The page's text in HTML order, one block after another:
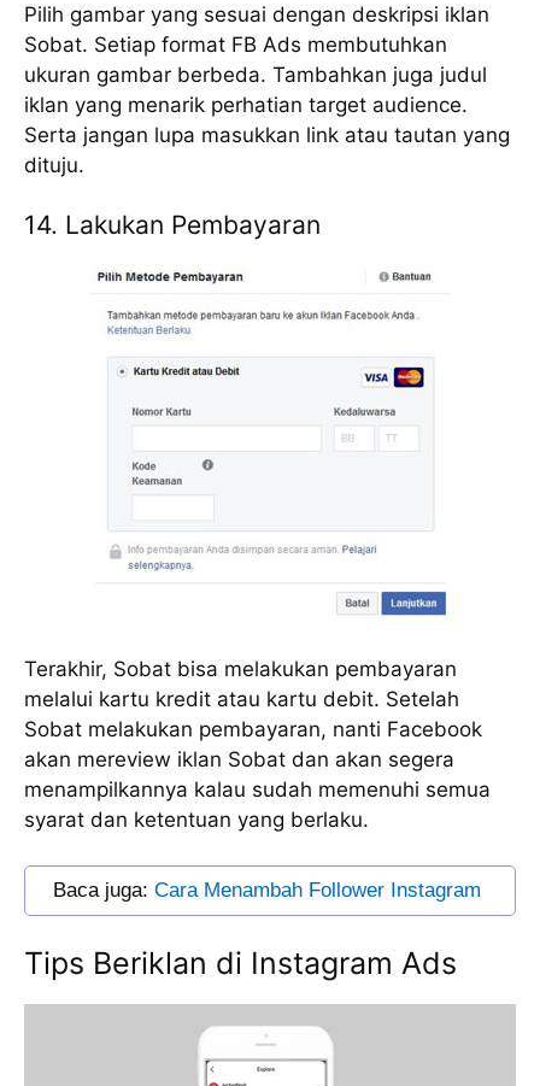
Pilih gambar yang sesuai dengan deskripsi iklan
Sobat. Setiap format FB Ads membutuhkan
ukuran gambar berbeda. Tambahkan juga judul
iklan yang menarik perhatian target audience.
Serta jangan lupa masukkan link atau tautan yang
dituju.
14. Lakukan Pembayaran
Terakhir, Sobat bisa melakukan pembayaran
melalui kartu kredit atau kartu debit. Setelah
Sobat melakukan pembayaran, nanti Facebook
akan mereview iklan Sobat dan akan segera
menampilkannya kalau sudah memenuhi semua
syarat dan ketentuan yang berlaku.
Baca juga: Cara Menambah Follower Instagram
Tips Beriklan di Instagram Ads